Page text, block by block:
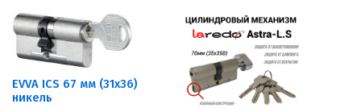
EVVA ICS 67 мм (31х36)
никель